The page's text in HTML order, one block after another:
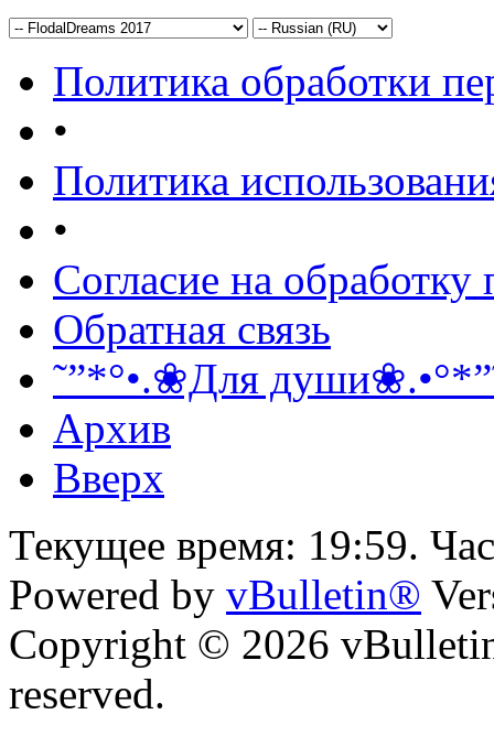
Политика обработки
•
Политика
•
Согласие на
Обратная связь
˜”*°•.❀Для
Архив
Вверх
Текущее время: 19:59.
Powered by vBulletin®
Copyright © 2026
reserved.